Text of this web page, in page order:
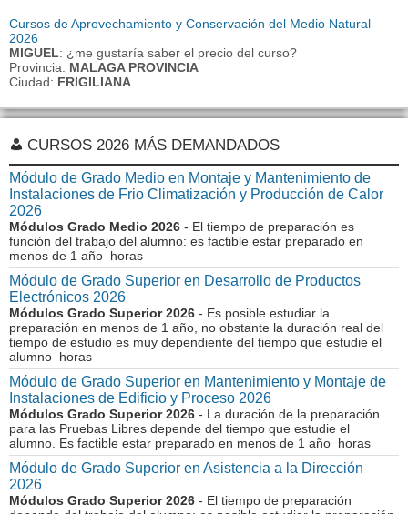
Cursos de Aprovechamiento y Conservación del Medio Natural
2026
MIGUEL: ¿me gustaría saber el precio del curso?
Provincia: MALAGA PROVINCIA
Ciudad: FRIGILIANA
CURSOS 2026 MÁS DEMANDADOS
Módulo de Grado Medio en Montaje y Mantenimiento de
Instalaciones de Frio Climatización y Producción de Calor
2026
Módulos Grado Medio 2026 - El tiempo de preparación es
función del trabajo del alumno: es factible estar preparado en
menos de 1 año horas
Módulo de Grado Superior en Desarrollo de Productos
Electrónicos 2026
Módulos Grado Superior 2026 - Es posible estudiar la
preparación en menos de 1 año, no obstante la duración real del
tiempo de estudio es muy dependiente del tiempo que estudie el
alumno horas
Módulo de Grado Superior en Mantenimiento y Montaje de
Instalaciones de Edificio y Proceso 2026
Módulos Grado Superior 2026 - La duración de la preparación
para las Pruebas Libres depende del tiempo que estudie el
alumno. Es factible estar preparado en menos de 1 año horas
Módulo de Grado Superior en Asistencia a la Dirección
2026
Módulos Grado Superior 2026 - El tiempo de preparación